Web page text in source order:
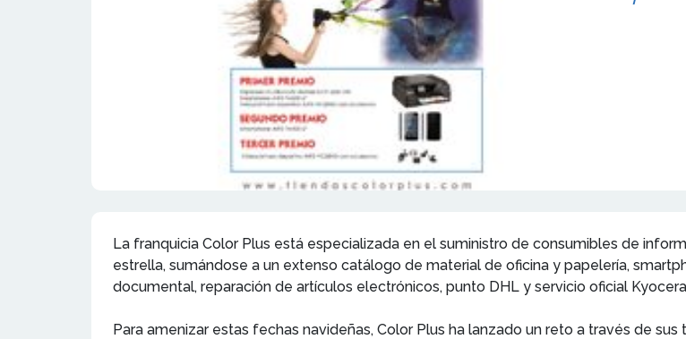
La franquicia Color Plus está especializada en el suministro de consumibles de
estrella, sumándose a un extenso catálogo de material de oficina y papelería,
documental, reparación de artículos electrónicos, punto DHL y servicio oficial
Para amenizar estas fechas navideñas, Color Plus ha lanzado un reto a través de